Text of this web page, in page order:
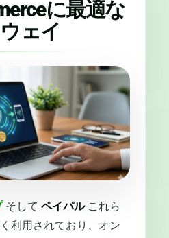
に最適な
ェイ
そして ペイパルこれら
利用されており、オン